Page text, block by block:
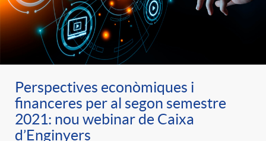
e
n
s
r
i
e
s
a
F
i
l
o
n
tPerspectives econòmiques i
financeres per al segon semestre
2021: nou webinar de Caixa
d’Enginyers